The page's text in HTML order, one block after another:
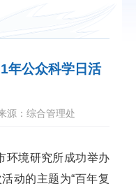
年公众科学日活
源：综合管理处
环境研究所成功举办
动的主题为“百年复